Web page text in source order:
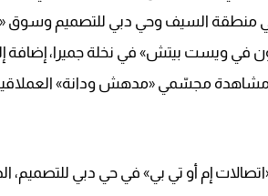
منطقة السيف وحي دبي للتصميم وسوق
في ويست بيتش» في نخلة جميرا،
مشاهدة مجسّمي «مدهش ودانة»
إم أو تي بي» في حي دبي للتصميم،